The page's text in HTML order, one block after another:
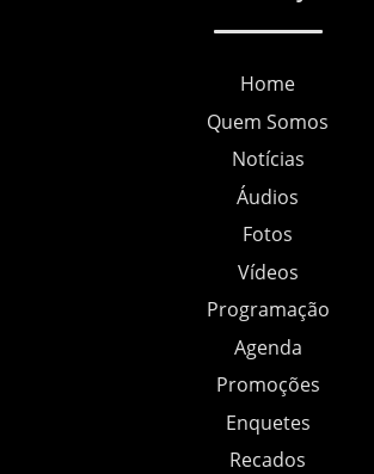
Home
Quem Somos
Notícias
Áudios
Fotos
Vídeos
Programação
Agenda
Promoções
Enquetes
Recados